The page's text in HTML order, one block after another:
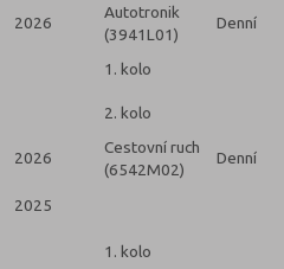
2026
Autotronik
(3941L01)
Denní
1. kolo
2. kolo
2026
Cestovní ruch
(6542M02)
Denní
2025
1. kolo